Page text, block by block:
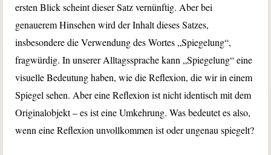
ersten Blick scheint dieser Satz vernünftig. Aber bei
genauerem Hinsehen wird der Inhalt dieses Satzes,
insbesondere die Verwendung des Wortes „Spiegelung“,
fragwürdig. In unserer Alltagssprache kann „Spiegelung“ eine
visuelle Bedeutung haben, wie die Reflexion, die wir in einem
Spiegel sehen. Aber eine Reflexion ist nicht identisch mit dem
Originalobjekt – es ist eine Umkehrung. Was bedeutet es also,
wenn eine Reflexion unvollkommen ist oder ungenau spiegelt?